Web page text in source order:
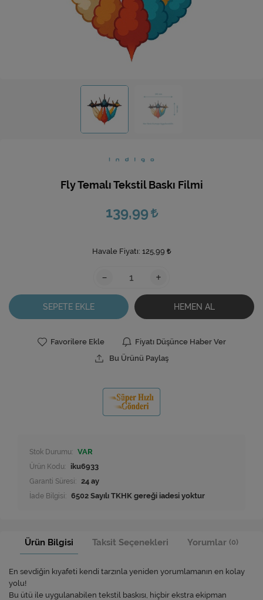
Ev Hediyeleri
Yeni İş Hediyeleri
Fly Temalı Tekstil Baskı Filmi
139,99
Havale Fiyatı: 125,99
- +
SEPETE EKLE HEMEN AL
Favorilere Ekle
Fiyatı Düşünce Haber Ver
Bu Ürünü Paylaş
Stok Durumu: VAR
Ürün Kodu: iku6933
Garanti Süresi: 24 ay
İade Bilgisi:
Ürün Bilgisi Taksit Seçenekleri Yorumlar (0)
En sevdiğin kıyafeti kendi tarzınla yeniden yorumlamanın en kolay
yolu!
Bu ütü ile uygulanabilen tekstil baskısı, hiçbir ekstra ekipman